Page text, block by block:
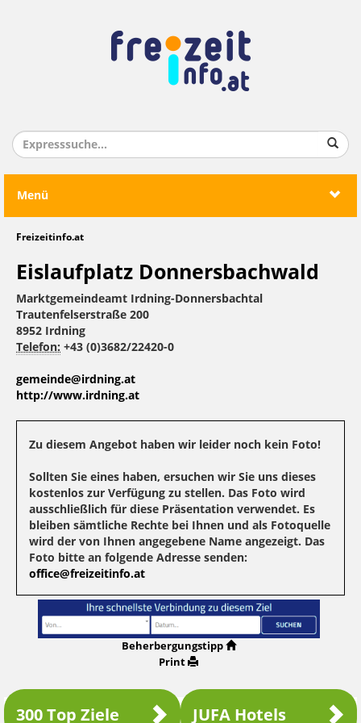
Menü
Freizeitinfo.at
Eislaufplatz Donnersbachwald
Marktgemeindeamt Irdning-Donnersbachtal
Trautenfelserstraße 200
8952 Irdning
Telefon: +43 (0)3682/22420-0
gemeinde@irdning.at
http://www.irdning.at
Zu diesem Angebot haben wir leider noch kein Foto!
Sollten Sie eines haben, ersuchen wir Sie uns dieses
kostenlos zur Verfügung zu stellen. Das Foto wird
ausschließlich für diese Präsentation verwendet. Es
bleiben sämtliche Rechte bei Ihnen und als Fotoquelle
wird der von Ihnen angegebene Name angezeigt. Das
Foto bitte an folgende Adresse senden:
office@freizeitinfo.at
Beherbergungstipp
Print
300 Top Ziele JUFA Hotels